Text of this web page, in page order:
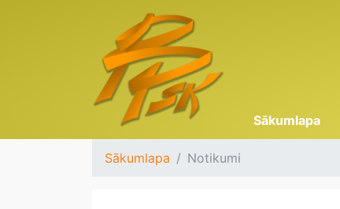
Sākumlapa
Sākumlapa Notikumi